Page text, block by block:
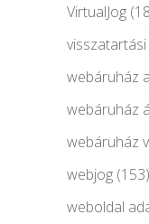
VirtualJog
webáruház
webáruház
webáruház
webjog (153)
weboldal